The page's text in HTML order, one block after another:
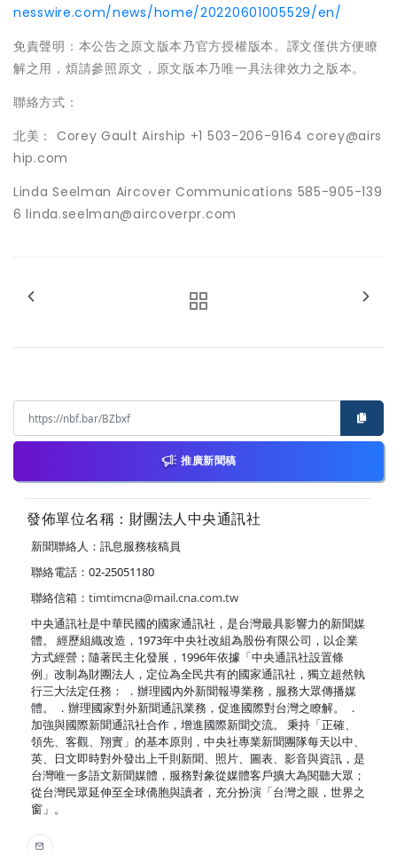
nesswire.com/news/home/20220601005529/en/
免責聲明：本公告之原文版本乃官方授權版本。譯文僅供方便瞭
解之用，煩請參照原文，原文版本乃唯一具法律效力之版本。
聯絡方式：
北美： Corey Gault Airship +1 503-206-9164 corey@airs
hip.com
Linda Seelman Aircover Communications 585-905-139
6 linda.seelman@aircoverpr.com
推廣新聞稿
發佈單位名稱：財團法人中央通訊社
新聞聯絡人：訊息服務核稿員
聯絡電話：02-25051180
聯絡信箱： timtimcna@mail.cna.com.tw
中央通訊社是中華民國的國家通訊社，是台灣最具影響力的新聞媒
體。 經歷組織改造，1973年中央社改組為股份有限公司，以企業
方式經營；隨著民主化發展，1996年依據「中央通訊社設置條
例」改制為財團法人，定位為全民共有的國家通訊社，獨立超然執
行三大法定任務： ．辦理國內外新聞報導業務，服務大眾傳播媒
體。 ．辦理國家對外新聞通訊業務，促進國際對台灣之瞭解。 ．
加強與國際新聞通訊社合作，增進國際新聞交流。 秉持「正確、
領先、客觀、翔實」的基本原則，中央社專業新聞團隊每天以中、
英、日文即時對外發出上千則新聞、照片、圖表、影音與資訊，是
台灣唯一多語文新聞媒體，服務對象從媒體客戶擴大為閱聽大眾；
從台灣民眾延伸至全球僑胞與讀者，充分扮演「台灣之眼，世界之
窗」。